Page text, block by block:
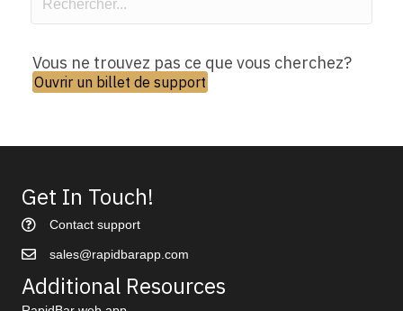
Vous ne trouvez pas ce que vous cherchez?
Ouvrir un billet de support
Get In Touch!
Contact support
sales@rapidbarapp.com
Additional Resources